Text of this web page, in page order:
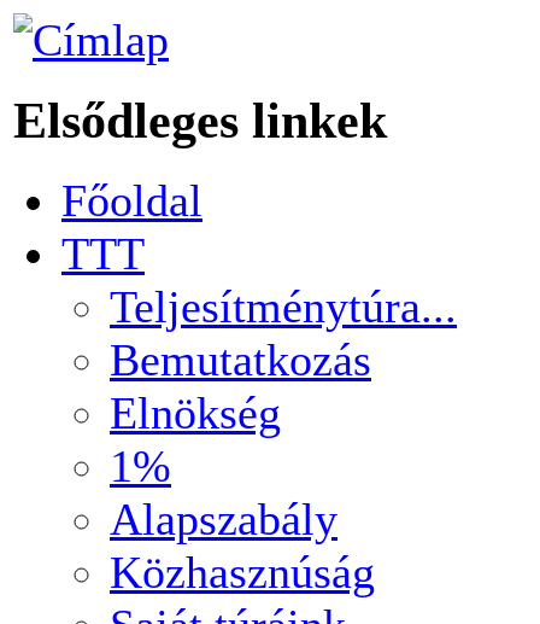
Elsődleges linkek
Főoldal
TTT
Teljesítménytúra...
Bemutatkozás
Elnökség
1%
Alapszabály
Közhasznúság